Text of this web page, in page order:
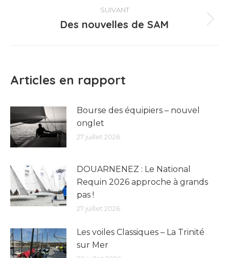
:
SUIVANT
Article
Des nouvelles de SAM
Articles en rapport
Bourse des équipiers – nouvel
onglet
27 juillet 2026
DOUARNENEZ : Le National
Requin 2026 approche à grands
pas !
27 juillet 2026
Les voiles Classiques – La Trinité
sur Mer